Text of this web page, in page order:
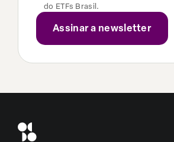
do ETFs Brasil.